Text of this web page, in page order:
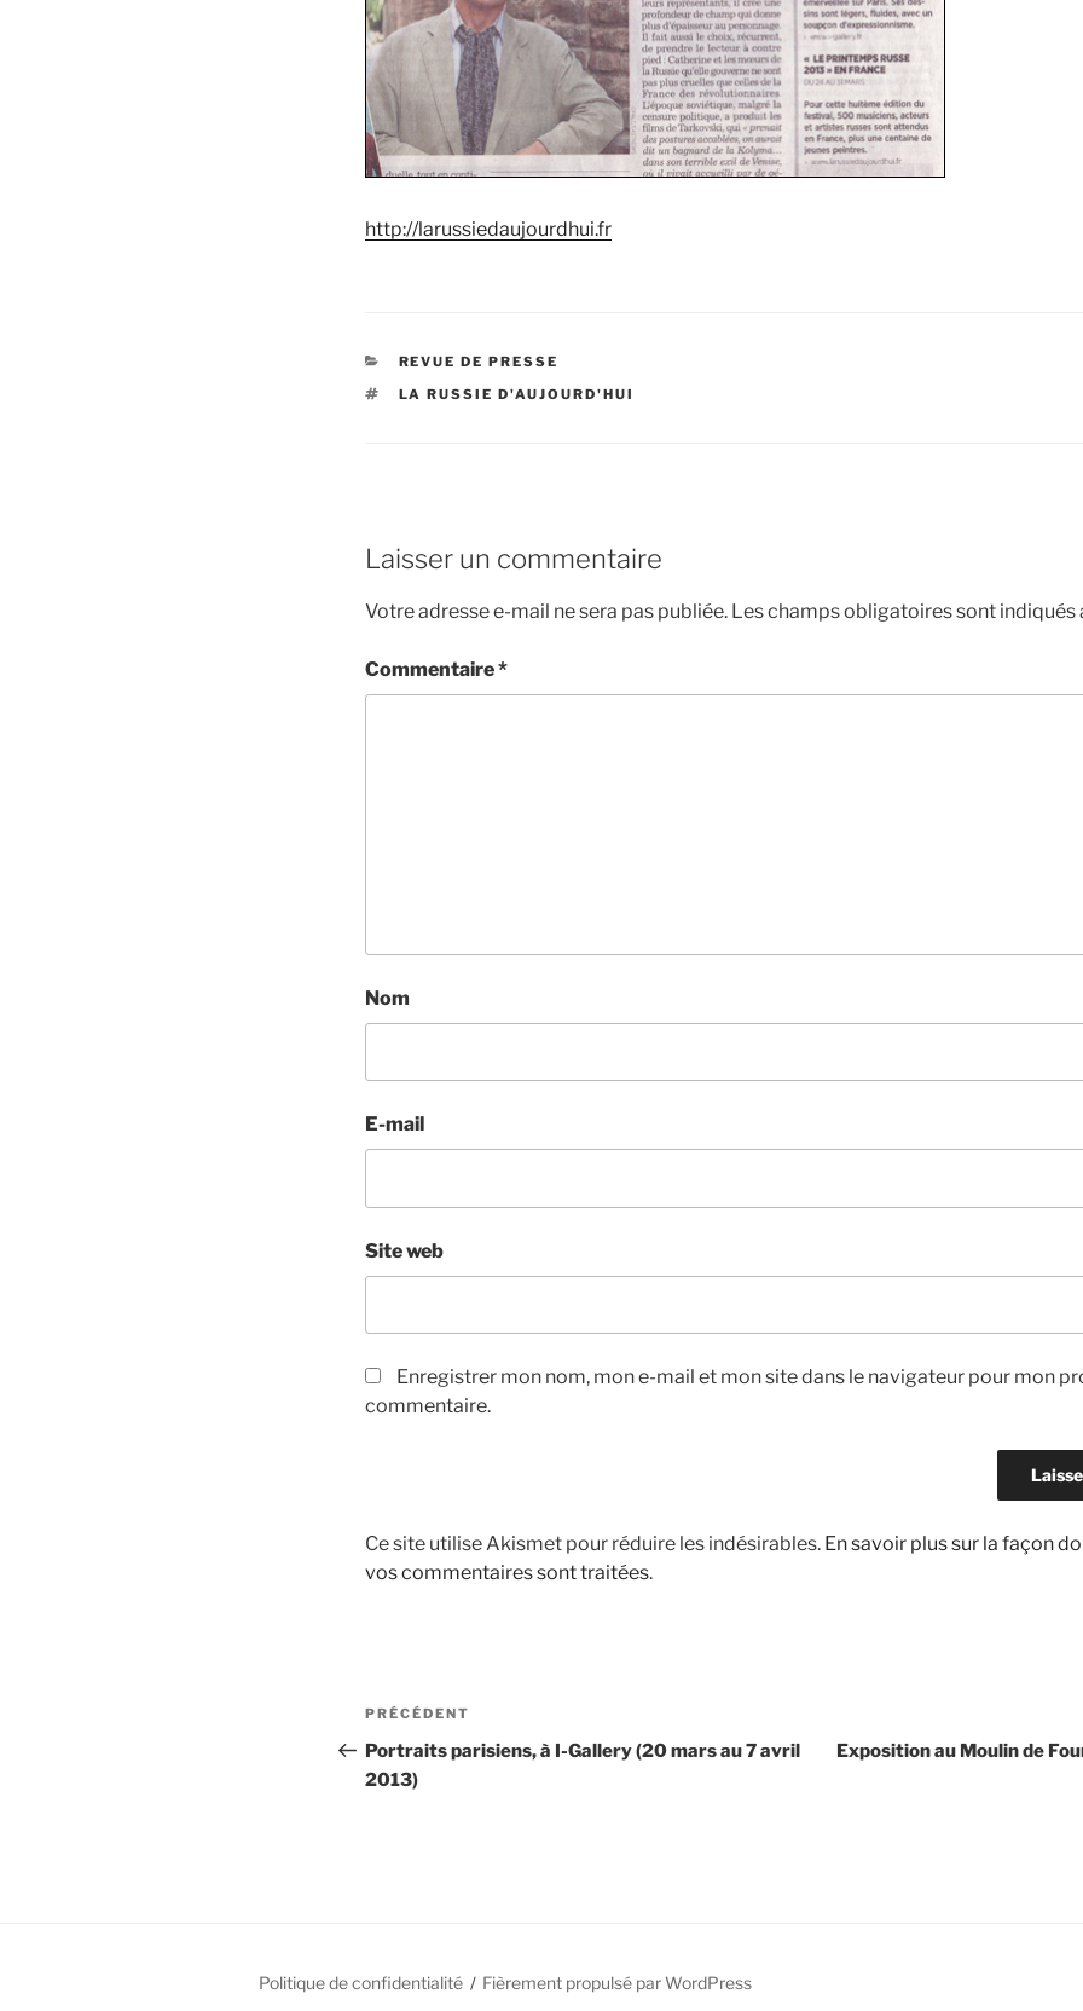
http://larussiedaujourdhui.fr
CATÉGORIES
REVUE DE PRESSE
ÉTIQUETTES
LA RUSSIE D'AUJOURD'HUI
Laisser un commentaire
Votre adresse e-mail ne sera pas publiée. Les champs obligatoires sont indiqués
Commentaire*
Nom
E-mail
Site web
Enregistrer mon nom, mon e-mail et mon site dans le navigateur pour mon
commentaire.
Ce site utilise Akismet pour réduire les indésirables. En savoir plus sur la façon
vos commentaires sont traitées.
Navigation
de
l’article
Article
précédent
PRÉCÉDENT
Portraits parisiens, à I-Gallery (20 mars au 7 avril
2013)
Exposition au Moulin de
Politique de confidentialité Fièrement propulsé par WordPress